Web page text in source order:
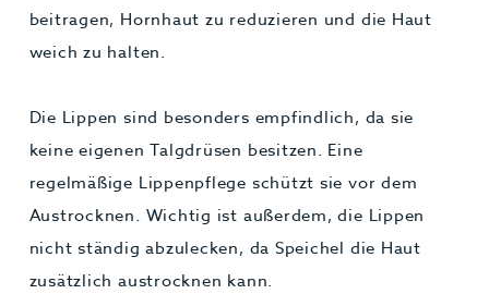
beitragen, Hornhaut zu reduzieren und die Haut
weich zu halten.
Die Lippen sind besonders empfindlich, da sie
keine eigenen Talgdrüsen besitzen. Eine
regelmäßige Lippenpflege schützt sie vor dem
Austrocknen. Wichtig ist außerdem, die Lippen
nicht ständig abzulecken, da Speichel die Haut
zusätzlich austrocknen kann.